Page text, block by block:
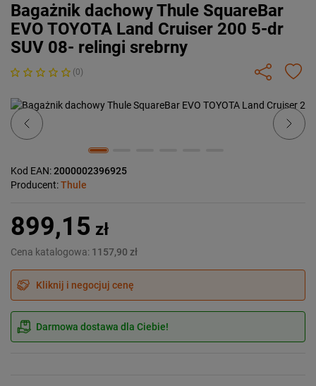
Bagażnik dachowy Thule SquareBar
EVO TOYOTA Land Cruiser 200 5-dr
SUV 08- relingi srebrny
(0)
Previous Next
Kod EAN:2000002396925
Producent:Thule
899,15 zł
Cena katalogowa: 1157,90 zł
Kliknij i negocjuj cenę
Darmowa dostawa dla Ciebie!